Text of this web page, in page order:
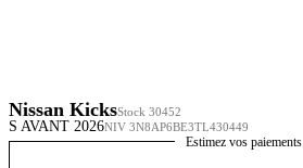
Nissan KicksStock 30452
S AVANT 2026NIV 3N8AP6BE3TL430449
Estimez vos paiements